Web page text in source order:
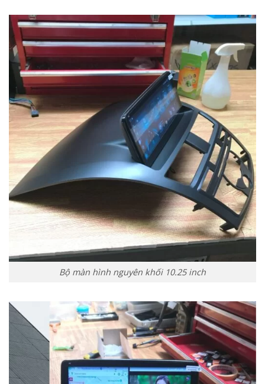
Bộ màn hình nguyên khối 10.25 inch